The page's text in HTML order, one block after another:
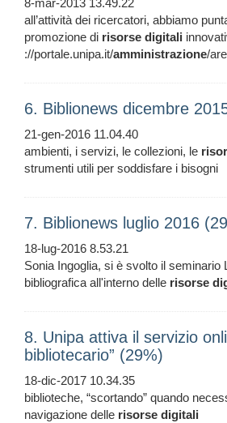
8-mar-2013 13.49.22
all’attività dei ricercatori, abbiamo
promozione di risorse digitali
://portale.unipa.it/amministrazione/
6. Biblionews dicembre
21-gen-2016 11.04.40
ambienti, i servizi, le collezioni, le
strumenti utili per soddisfare i bisogni
7. Biblionews luglio 2016
18-lug-2016 8.53.21
Sonia Ingoglia, si è svolto il seminario
bibliografica all'interno delle risorse
8. Unipa attiva il servizio
bibliotecario” (29%)
18-dic-2017 10.34.35
biblioteche, “scortando” quando
navigazione delle risorse digitali